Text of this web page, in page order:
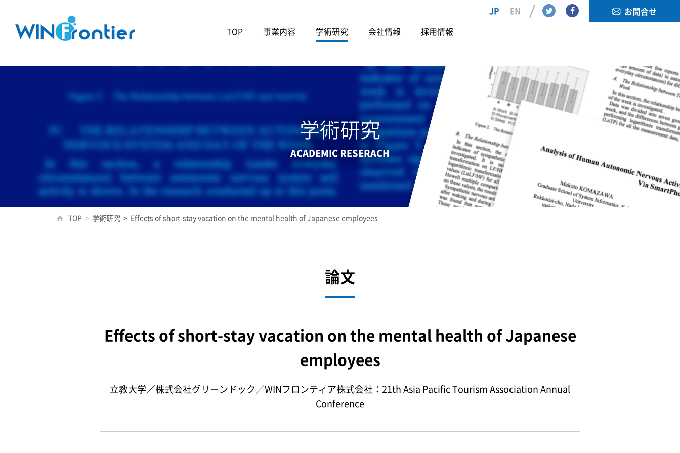
TOP 事業内容 学術研究 会社情報 採用情報
お問合せ
JP EN Twitter Facebook
学術研究
ACADEMIC RESERACH
TOP > 学術研究 > Effects of short-stay vacation on the mental health of Japanese employees
論文
Effects of short-stay vacation on the mental health of Japanese
employees
立教大学／株式会社グリーンドック／WINフロンティア株式会社：21th Asia Pacific Tourism Association Annual
Conference